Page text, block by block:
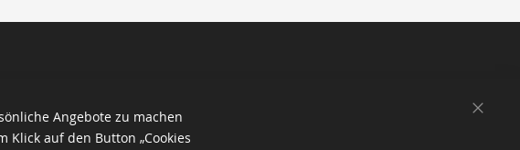
Angebote zu machen
auf den Button „Cookies